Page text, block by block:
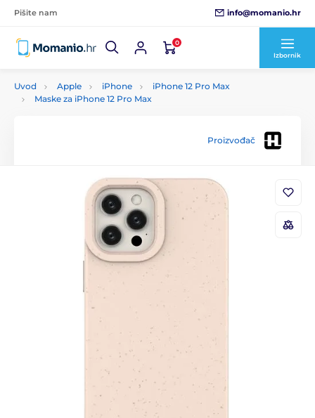
Pišite nam info@momanio.hr
0
Izbornik
Uvod Apple iPhone
iPhone 12 Pro Max
Maske za iPhone 12 Pro Max
Proizvođač